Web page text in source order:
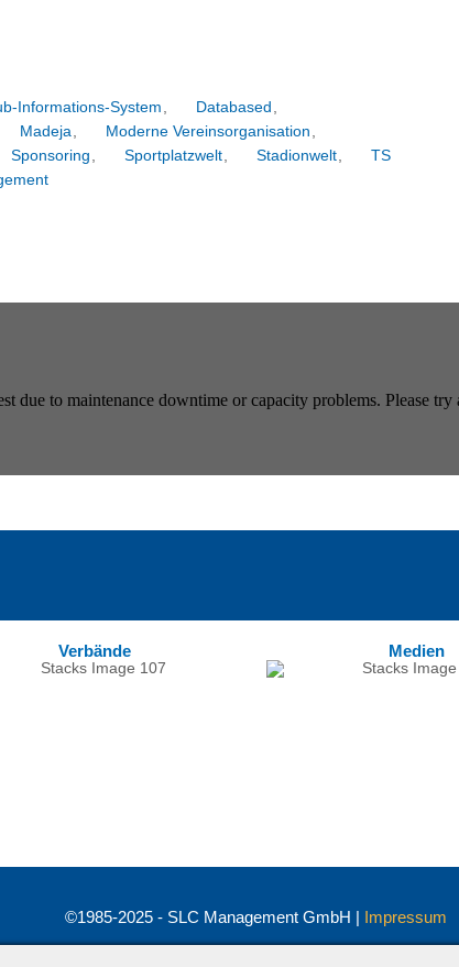
Informations-System , Databased ,
Madeja, Moderne Vereinsorganisation ,
Sponsoring , Sportplatzwelt, Stadionwelt,
TS
Verbände Medien
©1985-2025 - SLC Management GmbH | Impressum